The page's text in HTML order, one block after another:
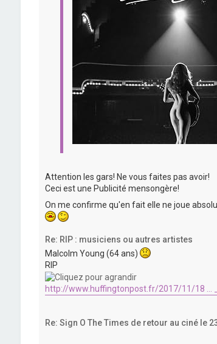
Attention les gars! Ne vous faites pas avoir!
Ceci est une Publicité mensongère!
On me confirme qu'en fait elle ne joue
Re: RIP : musiciens ou autres artistes
Malcolm Young (64 ans)
RIP
http://www.huffingtonpost.fr/2017/11/18 ...
Re: Sign O The Times de retour au ciné le